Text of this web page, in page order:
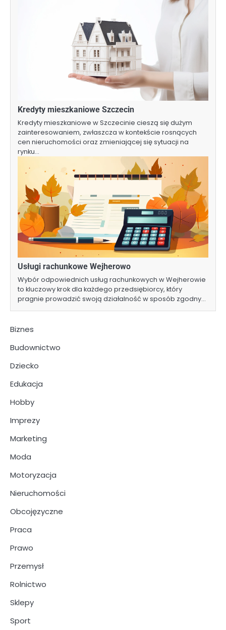
Kredyty mieszkaniowe Szczecin
Kredyty mieszkaniowe w Szczecinie cieszą się dużym
zainteresowaniem, zwłaszcza w kontekście rosnących
cen nieruchomości oraz zmieniającej się sytuacji na
rynku…
Usługi rachunkowe Wejherowo
Wybór odpowiednich usług rachunkowych w Wejherowie
to kluczowy krok dla każdego przedsiębiorcy, który
pragnie prowadzić swoją działalność w sposób zgodny…
Biznes
Budownictwo
Dziecko
Edukacja
Hobby
Imprezy
Marketing
Moda
Motoryzacja
Nieruchomości
Obcojęzyczne
Praca
Prawo
Przemysł
Rolnictwo
Sklepy
Sport